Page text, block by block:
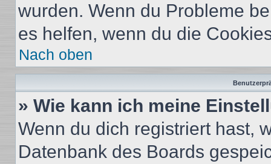
wurden. Wenn du Probleme
es helfen, wenn du die
Nach oben
» Wie kann ich meine
Wenn du dich registriert hast,
Datenbank des Boards